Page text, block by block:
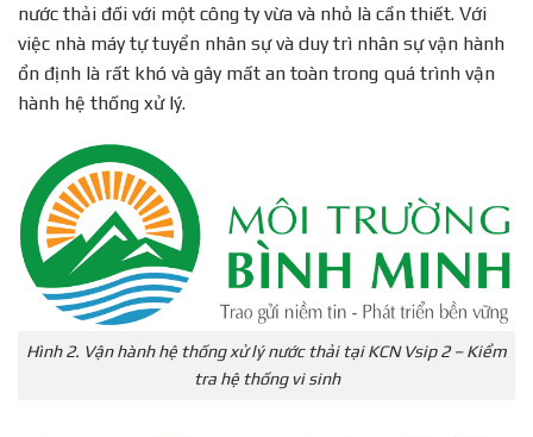
nước thải đối với một công ty vừa và nhỏ là cần thiết. Với
việc nhà máy tự tuyển nhân sự và duy trì nhân sự vận hành
ổn định là rất khó và gây mất an toàn trong quá trình vận
hành hệ thống xử lý.
Hình 2. Vận hành hệ thống xử lý nước thải tại KCN Vsip 2 – Kiểm
tra hệ thống vi sinh